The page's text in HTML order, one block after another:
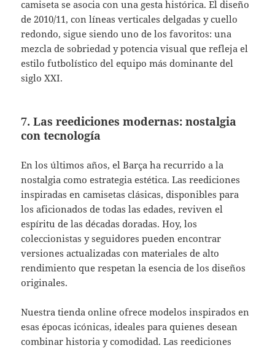
camiseta se asocia con una gesta histórica. El diseño
de 2010/11, con líneas verticales delgadas y cuello
redondo, sigue siendo uno de los favoritos: una
mezcla de sobriedad y potencia visual que refleja el
estilo futbolístico del equipo más dominante del
siglo XXI.
7. Las reediciones modernas: nostalgia
con tecnología
En los últimos años, el Barça ha recurrido a la
nostalgia como estrategia estética. Las reediciones
inspiradas en camisetas clásicas, disponibles para
los aficionados de todas las edades, reviven el
espíritu de las décadas doradas. Hoy, los
coleccionistas y seguidores pueden encontrar
versiones actualizadas con materiales de alto
rendimiento que respetan la esencia de los diseños
originales.
Nuestra tienda online ofrece modelos inspirados en
esas épocas icónicas, ideales para quienes desean
combinar historia y comodidad. Las reediciones